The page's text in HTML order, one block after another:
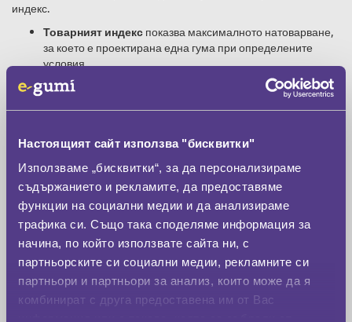
Настоящият сайт използва "бисквитки"
Използваме „бисквитки“, за да персонализираме
съдържанието и рекламите, да предоставяме
функции на социални медии и да анализираме
трафика си. Също така споделяме информация за
начина, по който използвате сайта ни, с
партньорските си социални медии, рекламните си
партньори и партньори за анализ, които може да я
комбинират с друга предоставена им от Вас
индекс.
Товарният индекс показва максималното натоварване,
за което е проектирана една гума при определените
условия.
Скоростният индекс
показва скоростната категория на
гумата. Той не е препоръка за скорост на движение.
само защото дадена гума е по-евтина.
ОзначениетоXLилиReinforcedпоказва повишена
товароносимост. Такъв модел трябва да се избира, когато е
необходим за автомобила или за начина, по който той се
натоварва.
Какво показва европейският
етикет?
Европейският етикет помага да сравните гумите по три основни
показателя: